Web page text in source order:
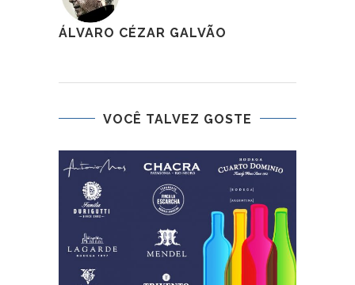
ÁLVARO CÉZAR GALVÃO
VOCÊ TALVEZ GOSTE